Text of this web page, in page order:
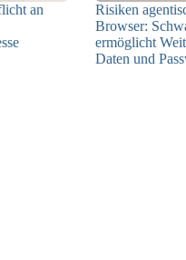
an
Risiken
Browser:
ermöglicht
Daten und